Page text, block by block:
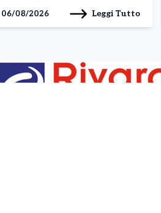
radiomobile di Chivasso e del
personale sanitario del 118. Secondo
[…]
06/08/2026 Leggi Tutto